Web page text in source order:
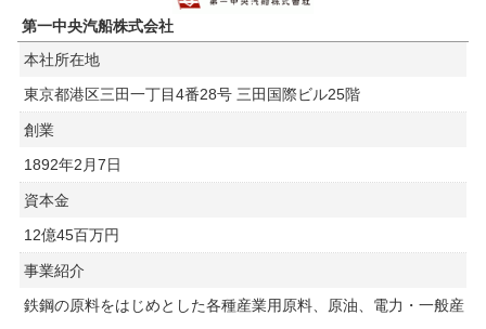
第一中央汽船株式会社
本社所在地
東京都港区三田一丁目4番28号 三田国際ビル25階
創業
1892年2月7日
資本金
12億45百万円
事業紹介
鉄鋼の原料をはじめとした各種産業用原料、原油、電力・一般産